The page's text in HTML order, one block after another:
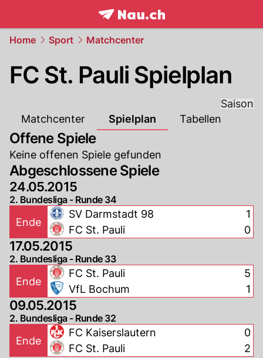
frontpage.NAU.ch
Home Sport Matchcenter
FC St. Pauli Spielplan
Saison
Matchcenter
Spielplan Tabellen
Offene Spiele
Keine offenen Spiele gefunden
Abgeschlossene Spiele
24.05.2015
2. Bundesliga - Runde 34
Ende
SV Darmstadt 98
FC St. Pauli
1
0
17.05.2015
2. Bundesliga - Runde 33
Ende
FC St. Pauli
VfL Bochum
5
1
09.05.2015
2. Bundesliga - Runde 32
Ende
FC Kaiserslautern
FC St. Pauli
0
2